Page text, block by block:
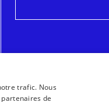
trafic. Nous
de